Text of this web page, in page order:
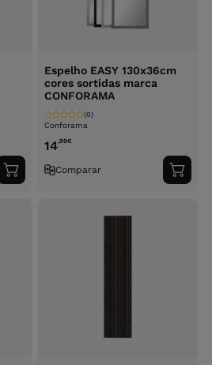
Adicionar
ao
Espelho EASY 130x36cm
cores sortidas marca
CONFORAMA
Conforama
(0)
14,99€
Comparar
ao